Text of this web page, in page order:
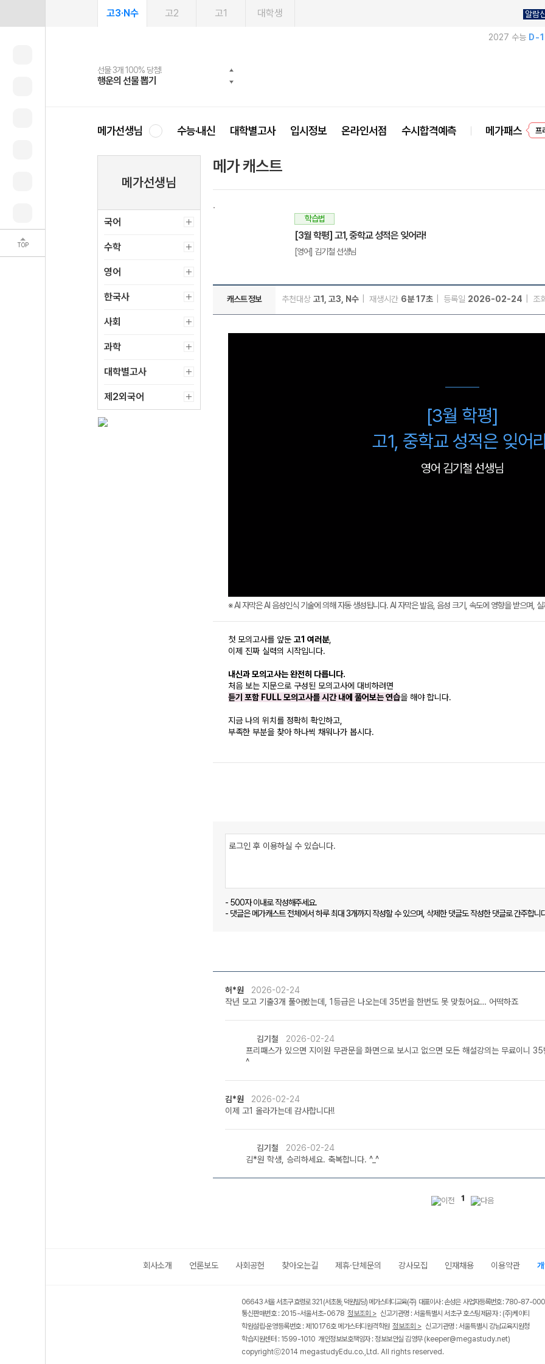
TOP
고3·N수 고2 고1 대학생 알람
2027 수능 D-
선물 3개 100% 당첨!
행운의 선물 뽑기
선물 100% 증정!
메가스터디 X 올리브
여름방학 스터디 캐시백
메가런 썸머스쿨
2027 러셀 단과
강사 공개선발
스마트러닝앱
설문 EVENT
메가패스
3일 무료 체험권
메가패스 수강생 무료혜택!
메가클럽 멤버십
사회공헌 캠페인
희망이룸 메가나눔
메가선생님 수능·내신 대학별고사 입시정보 온라인서점 수시합격예측 메가패스
프
메가선생님
국어
수학
영어
한국사
사회
과학
대학별고사
제2외국어
메가 캐스트
학습법
[3월 학평] 고1, 중학교 성적은 잊어라!
[영어] 김기철 선생님
캐스트 정보 추천대상 고1, 고3, N수 재생시간 6분 17초 등록일 2026-02-24 조회
[3월 학평]
고1, 중학교 성적은 잊어
영어 김기철 선생님
※ AI 자막은 AI 음성인식 기술에 의해 자동 생성됩니다. AI 자막은 발음, 음성 크기, 속도에 영향을 받으며,
첫 모의고사를 앞둔 고1 여러분,
이제 진짜 실력의 시작입니다.
내신과 모의고사는 완전히 다릅니다.
처음 보는 지문으로 구성된 모의고사에 대비하려면
듣기 포함 FULL 모의고사를 시간 내에 풀어보는 연습을 해야 합니다.
지금 나의 위치를 정확히 확인하고,
부족한 부분을 찾아 하나씩 채워나가 봅시다.
- 500자 이내로 작성해주세요.
- 댓글은 메가캐스트 전체에서 하루 최대 3개까지 작성할 수 있으며, 삭제한 댓글도 작성한 댓글로 간주합니
허*원 2026-02-24
작년 모고 기출3개 풀어봤는데, 1등급은 나오는데 35번을 한번도 못 맞췄어요… 어떡하죠
김기철 2026-02-24
프리패스가 있으면 지이원 무관문을 화면으로 보시고 없으면 모든 해설강의는 무료이니
^
김*원 2026-02-24
이제 고1 올라가는데 감사합니다!!
김기철 2026-02-24
김*원 학생, 승리하세요. 축복합니다. ^_^
1
회사소개 언론보도 사회공헌 찾아오는길 제휴·단체문의 강사모집 인재채용 이용약관
06643 서울 서초구 효령로 321 (서초동, 덕원빌딩) 메가스터디교육(주) 대표이사 : 손성은 사업자등록번호 : 780-87-
통신판매번호 : 2015-서울서초-0678 정보조회 > 신고기관명 : 서울특별시 서초구 호스팅제공자 : (주)케이티
학원설립·운영등록번호 : 제10176호 메가스터디원격학원 정보조회 > 신고기관명 : 서울특별시 강남교육지원청
학습지원센터 : 1599-1010 개인정보보호책임자 : 정보보안실 김영무(keeper@megastudy.net)
copyrightⓒ2014 megastudyEdu.co.,Ltd. All rights reserved.